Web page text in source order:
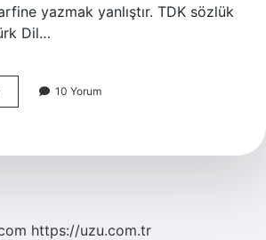
yazmak yanlıştır. TDK sözlük
Dil…
Ne
10 Yorum
https://uzu.com.tr